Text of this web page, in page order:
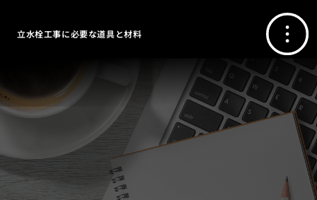
立水栓工事に必要な道具と材料